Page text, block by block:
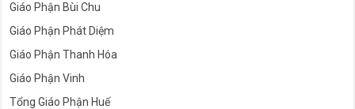
Giáo Phận Bùi Chu
Giáo Phận Phát Diệm
Giáo Phận Thanh Hóa
Giáo Phận Vinh
Tổng Giáo Phận Huế